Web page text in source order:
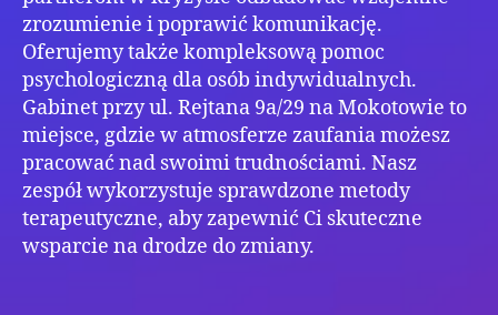
zrozumienie i poprawić komunikację.
Oferujemy także kompleksową pomoc
psychologiczną dla osób indywidualnych.
Gabinet przy ul. Rejtana 9a/29 na Mokotowie to
miejsce, gdzie w atmosferze zaufania możesz
pracować nad swoimi trudnościami. Nasz
zespół wykorzystuje sprawdzone metody
terapeutyczne, aby zapewnić Ci skuteczne
wsparcie na drodze do zmiany.